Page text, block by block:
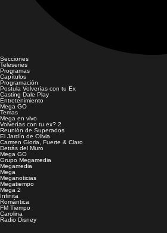
Secciones
Teleseries
Programas
Capítulos
Programación
Postula Volverías con tu Ex
Casting Dale Play
Entretenimiento
Mega GO
Temas
Mega en vivo
Volverías con tu ex? 2
Reunión de Superados
El Jardín de Olivia
Carmen Gloria, Fuerte & Claro
Detrás del Muro
Mega GO
Grupo Megamedia
Megamedia
Mega
Meganoticias
Megatiempo
Mega 2
Infinita
Romántica
FM Tiempo
Carolina
Radio Disney